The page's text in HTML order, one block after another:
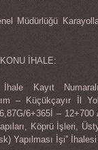
Müdürlüğü
İHALE:
İhale Kayıt
– Küçükçayır İl
6+365İ – 12+700
Köprü İşleri,
Yapılması İşi” İhalesi